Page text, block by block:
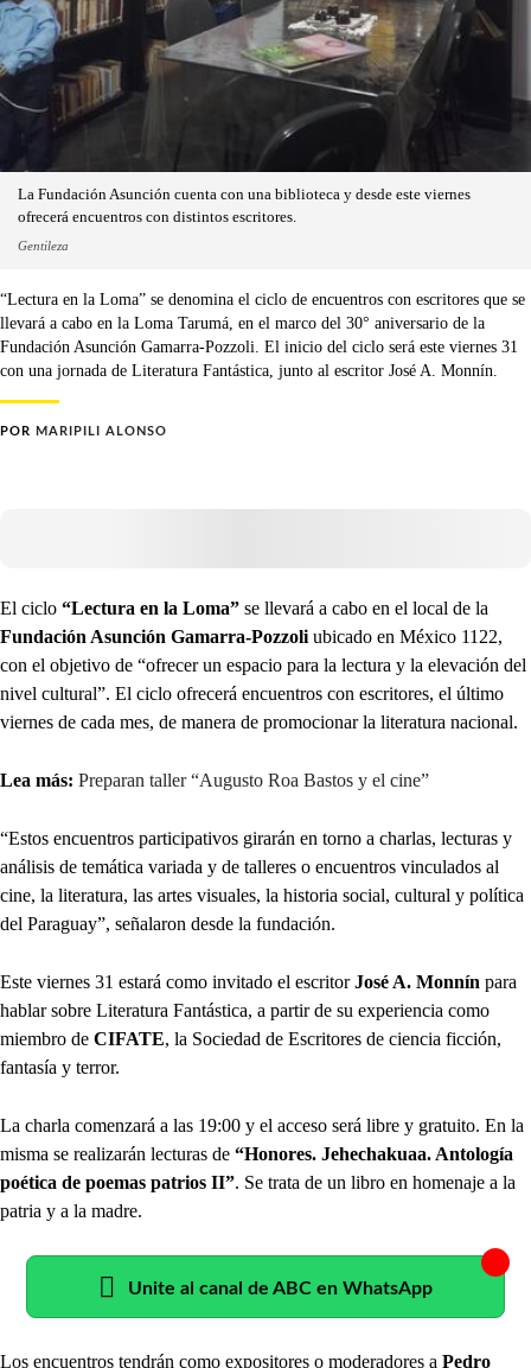
La Fundación Asunción cuenta con una biblioteca y desde este viernes
ofrecerá encuentros con distintos escritores.
Gentileza
“Lectura en la Loma” se denomina el ciclo de encuentros con escritores que se
llevará a cabo en la Loma Tarumá, en el marco del 30° aniversario de la
Fundación Asunción Gamarra-Pozzoli. El inicio del ciclo será este viernes 31
con una jornada de Literatura Fantástica, junto al escritor José A. Monnín.
POR MARIPILI ALONSO
El ciclo “Lectura en la Loma” se llevará a cabo en el local de la
Fundación Asunción Gamarra-Pozzoli ubicado en México 1122,
con el objetivo de “ofrecer un espacio para la lectura y la elevación del
nivel cultural”. El ciclo ofrecerá encuentros con escritores, el último
viernes de cada mes, de manera de promocionar la literatura nacional.
Lea más: Preparan taller “Augusto Roa Bastos y el cine”
“Estos encuentros participativos girarán en torno a charlas, lecturas y
análisis de temática variada y de talleres o encuentros vinculados al
cine, la literatura, las artes visuales, la historia social, cultural y política
del Paraguay”, señalaron desde la fundación.
Este viernes 31 estará como invitado el escritorJosé A. Monnín para
hablar sobre Literatura Fantástica, a partir de su experiencia como
miembro de CIFATE, la Sociedad de Escritores de ciencia ficción,
fantasía y terror.
La charla comenzará a las 19:00 y el acceso será libre y gratuito. En la
misma se realizarán lecturas de “Honores. Jehechakuaa. Antología
poética de poemas patrios II”. Se trata de un libro en homenaje a la
patria y a la madre.
Unite al canal de ABC en WhatsApp
Los encuentros tendrán como expositores o moderadores a Pedro